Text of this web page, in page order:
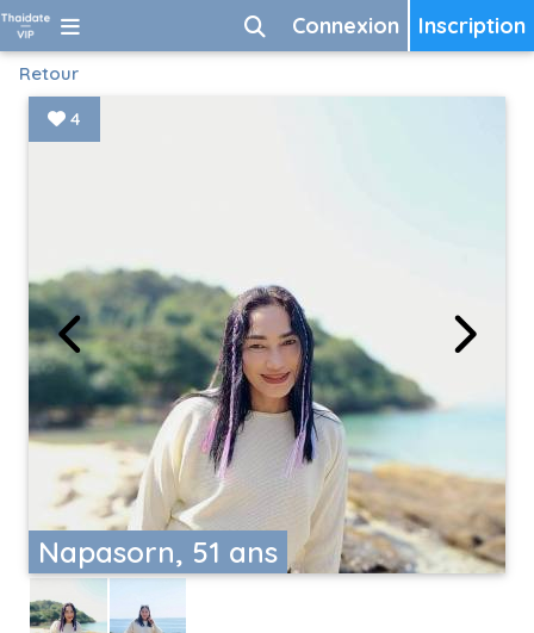
Inscription
Connexion
Retour
Napasorn, 51 ans
4